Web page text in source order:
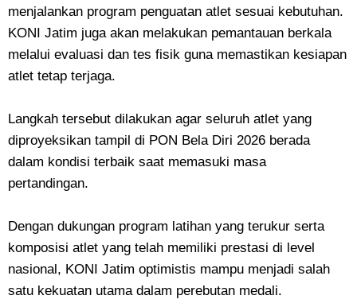
menjalankan program penguatan atlet sesuai kebutuhan.
KONI Jatim juga akan melakukan pemantauan berkala
melalui evaluasi dan tes fisik guna memastikan kesiapan
atlet tetap terjaga.
Langkah tersebut dilakukan agar seluruh atlet yang
diproyeksikan tampil di PON Bela Diri 2026 berada
dalam kondisi terbaik saat memasuki masa
pertandingan.
Dengan dukungan program latihan yang terukur serta
komposisi atlet yang telah memiliki prestasi di level
nasional, KONI Jatim optimistis mampu menjadi salah
satu kekuatan utama dalam perebutan medali.